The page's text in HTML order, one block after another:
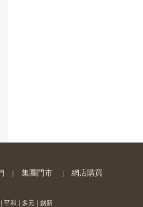
集團門市 網店購買
平和 | 多元 | 創新